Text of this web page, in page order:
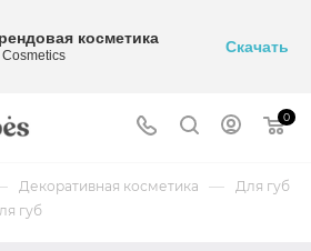
0
Декоративная косметика — Для губ
губ
косметика Скачать